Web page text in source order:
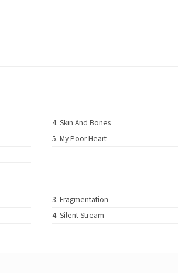
Skin And Bones
My Poor Heart
Fragmentation
Silent Stream